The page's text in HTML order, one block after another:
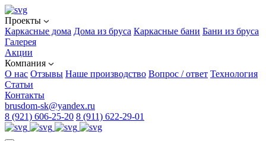
Проекты
Каркасные дома Дома из бруса Каркасные бани Бани из бруса
Галерея
Акции
Компания
О нас Отзывы Наше производство Вопрос / ответ Технология
Статьи
Контакты
brusdom-sk@yandex.ru
8 (921) 606-25-20 8 (911) 622-29-01